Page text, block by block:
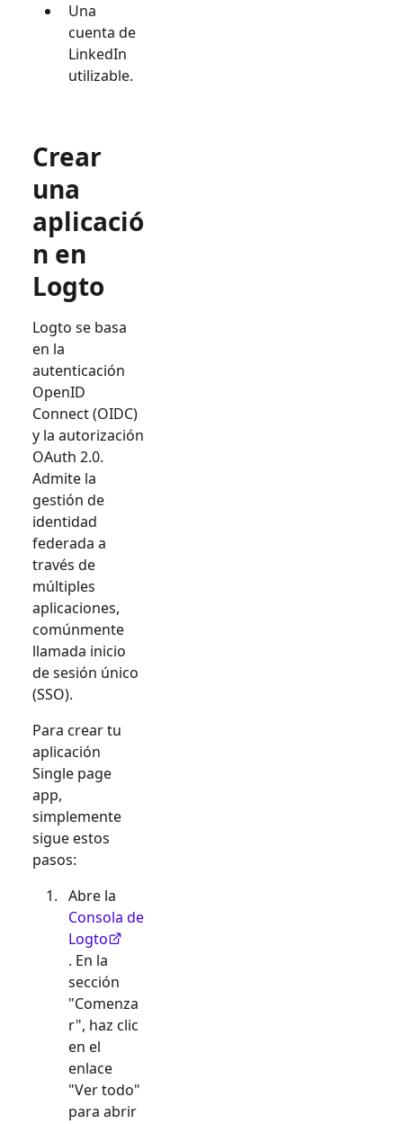
Una
cuenta de
LinkedIn
utilizable.
Crear
una
aplicació
n en
Logto
Logto se basa
en la
autenticación
OpenID
Connect (OIDC)
y la autorización
OAuth 2.0.
Admite la
gestión de
identidad
federada a
través de
múltiples
aplicaciones,
comúnmente
llamada inicio
de sesión único
(SSO).
Para crear tu
aplicación
Single page
app,
simplemente
sigue estos
pasos:
Abre la
Consola de
Logto
. En la
sección
"Comenza
r", haz clic
en el
enlace
"Ver todo"
para abrir